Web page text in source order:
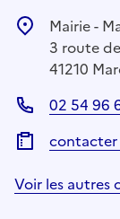
Mairie -
3 route
41210
02 54 96
contacter
Voir les autres